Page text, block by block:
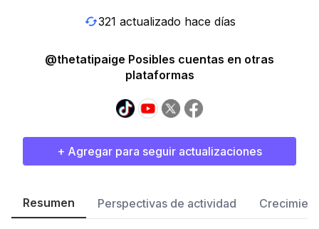
321 actualizado hace días
@thetatipaige Posibles cuentas en otras
plataformas
+ Agregar para seguir actualizaciones
Resumen Perspectivas de actividad